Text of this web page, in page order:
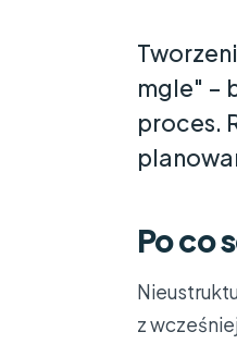
mgle" –
proces.
Po co
z